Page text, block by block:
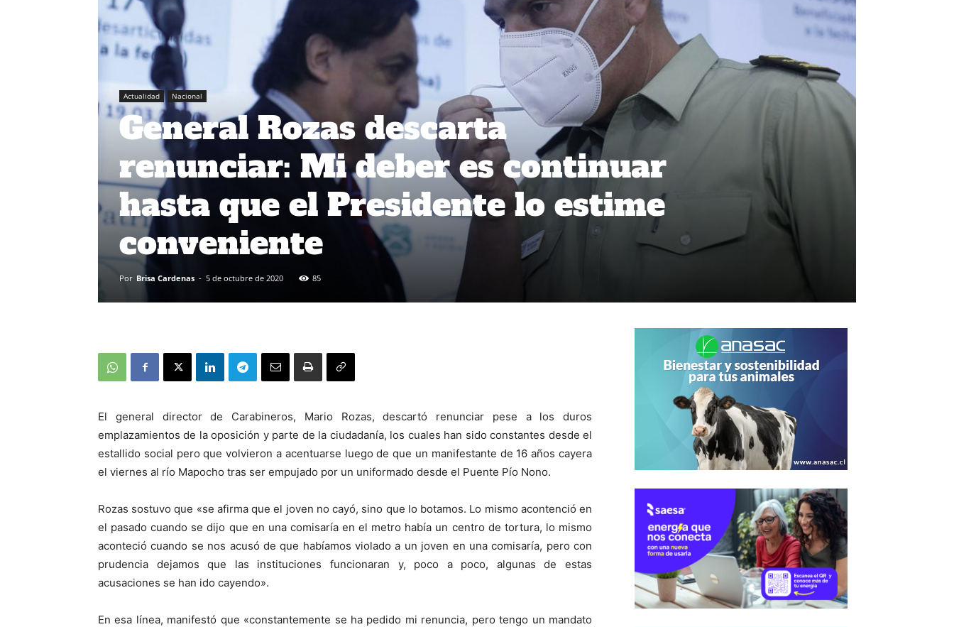
Actualidad Nacional
General Rozas descarta
renunciar: Mi deber es continuar
hasta que el Presidente lo estime
conveniente
Por Brisa Cardenas - 5 de octubre de 2020 85
El general director de Carabineros, Mario Rozas, descartó renunciar pese a los duros
emplazamientos de la oposición y parte de la ciudadanía, los cuales han sido constantes desde el
estallido social pero que volvieron a acentuarse luego de que un manifestante de 16 años cayera
el viernes al río Mapocho tras ser empujado por un uniformado desde el Puente Pío Nono.
Rozas sostuvo que «se afirma que el joven no cayó, sino que lo botamos. Lo mismo acontenció en
el pasado cuando se dijo que en una comisaría en el metro había un centro de tortura, lo mismo
aconteció cuando se nos acusó de que habíamos violado a un joven en una comisaría, pero con
prudencia dejamos que las instituciones funcionaran y, poco a poco, algunas de estas
acusaciones se han ido cayendo».
En esa línea, manifestó que «constantemente se ha pedido mi renuncia, pero tengo un mandato